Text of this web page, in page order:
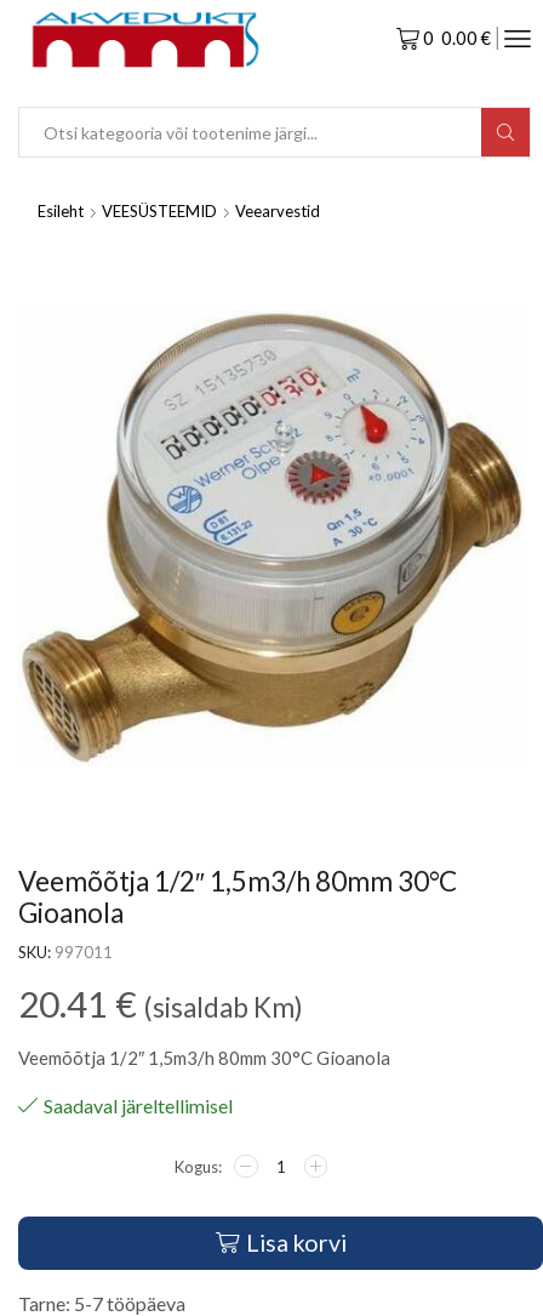
0 0.00€
Esileht VEESÜSTEEMID Veearvestid
Veemõõtja 1/2″ 1,5m3/h 80mm 30°C
Gioanola
SKU: 997011
20.41 € (sisaldab Km)
Veemõõtja 1/2″ 1,5m3/h 80mm 30°C Gioanola
Saadaval järeltellimisel
Lisa korvi
Tarne: 5-7 tööpäeva